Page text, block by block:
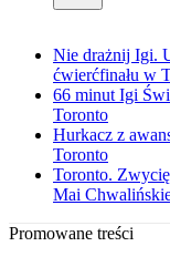
Nie drażnij Igi.
ćwierćfinału w
66 minut Igi
Toronto
Hurkacz z
Toronto
Toronto.
Mai
Promowane treści